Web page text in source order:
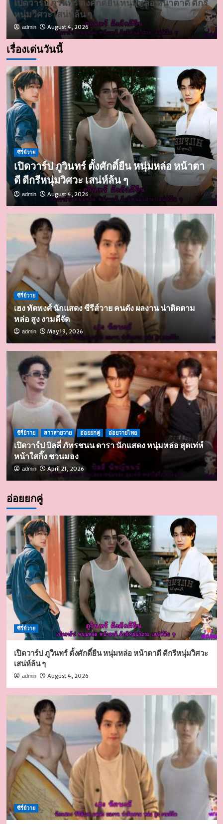
เปิดวาร์ป ภูวินทร์ ตั้งศักดิ์ยืน หนุ่มหล่อ หน้าตาดี ดีกรี
หนุ่มวิศวะ เสน่ห์ล้น ๆ
admin August 4, 2026
เรื่องเด่นวันนี้
ซีรี่ย์วาย
เปิดวาร์ป ภูวินทร์ ตั้งศักดิ์ยืน หนุ่มหล่อ หน้าตา
ดี ดีกรีหนุ่มวิศวะ เสน่ห์ล้น ๆ
admin August 4, 2026
ซีรี่ย์วาย
เฮง ทัตพงศ์ นักแสดง ซีรีส์วาย คนดัง ผลงาน น่าติดตาม
หล่อ สูง งามดีจัด
admin May 19, 2026
ซีรี่ย์วาย สาวสายวาย อ่อยยกคู่ อ่อยวายไทย
เปิดวาร์ป บิลลี่ ภัทรชนน ดารา นักแสดง หนุ่มหล่อ สุดเท่ห์
หน้าใสกิ๊ง ชวนมอง
admin April 21, 2026
อ่อยยกคู่
ซีรี่ย์วาย
เปิดวาร์ป ภูวินทร์ ตั้งศักดิ์ยืน หนุ่มหล่อ หน้าตาดี ดีกรีหนุ่มวิศวะ
เสน่ห์ล้น ๆ
admin August 4, 2026
ซีรี่ย์วาย